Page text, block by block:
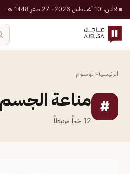
الاثنين، 10 أغسطس 2026 · 27 صفر 1448 هـ
الرئيسية‹الوسوم
# مناعة الجسم
12 خبراً مرتبطاً